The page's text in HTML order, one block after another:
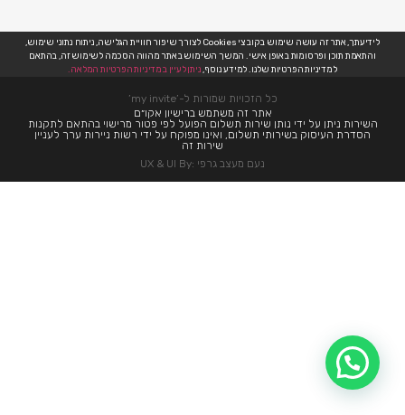
לידיעתך, אתר זה עושה שימוש בקובצי Cookies לצורך שיפור חוויית הגלישה, ניתוח נתוני שימוש,
והתאמת תוכן ופרסומות באופן אישי. המשך השימוש באתר מהווה הסכמה לשימוש זה, בהתאם
למדיניות הפרטיות שלנו. למידע נוסף,ניתן לעיין במדיניות הפרטיות המלאה.
כל הזכויות שמורות ל-’my invite’
אתר זה משתמש ברישיון אקו״ם
השירות ניתן על ידי נותן שירות תשלום הפועל לפי פטור מרישוי בהתאם לתקנות
הסדרת העיסוק בשירותי תשלום, ואינו מפוקח על ידי רשות ניירות ערך לעניין
שירות זה
נעם מעצב גרפי :UX & UI By